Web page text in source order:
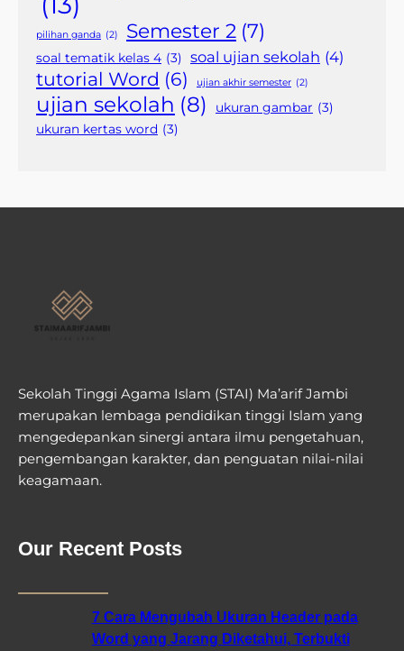
pilihan ganda (2) Semester 2 (7)
soal tematik kelas 4 (3) soal ujian sekolah (4)
tutorial Word (6) ujian akhir semester (2)
ujian sekolah (8) ukuran gambar (3)
ukuran kertas word (3)
Sekolah Tinggi Agama Islam (STAI) Ma’arif Jambi
merupakan lembaga pendidikan tinggi Islam yang
mengedepankan sinergi antara ilmu pengetahuan,
pengembangan karakter, dan penguatan nilai-nilai
keagamaan.
Our Recent Posts
7 Cara Mengubah Ukuran Header pada
Word yang Jarang Diketahui, Terbukti